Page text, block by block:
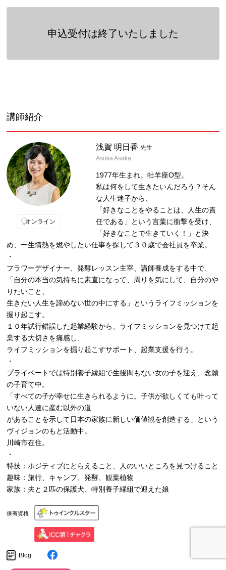
申込受付は終了いたしました
講師紹介
オンライン
浅賀 明日香 先生
Asuka Asaka
1977年生まれ。牡羊座O型。
私は何をして生きたいんだろう？そん
な人生迷子から、
「好きなことをやることは、人生の責
任である」という言葉に衝撃を受け、
「好きなことで生きていく！」と決
め、一生情熱を燃やしたい仕事を探して３０歳で会社員を卒業。
・
フラワーデザイナー、発酵レッスン主宰、講師養成をする中で、
「自分の本当の気持ちに素直になって、周りを気にして、自分のや
りたいこと、
生きたい人生を諦めない世の中にする」というライフミッションを
掘り起こす。
１０年試行錯誤した起業経験から、ライフミッションを見つけて起
業する大切さを痛感し、
ライフミッションを掘り起こすサポート、起業支援を行う。
・
プライベートでは特別養子縁組で生後間もない女の子を迎え、念願
の子育て中。
「すべての子が幸せに生きられるように。子供が欲しくても叶って
いない人達に産む以外の道
があることを示して日本の家族に新しい価値観を創造する」という
ヴィジョンのもと活動中。
川崎市在住。
・
特技：ポジティブにとらえること、人のいいところを見つけること
趣味：旅行、キャンプ、発酵、観葉植物
家族：夫と２匹の保護犬、特別養子縁組で迎えた娘
保有資格
Blog